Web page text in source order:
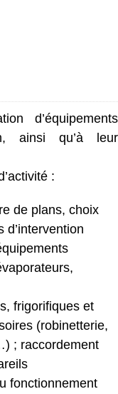
d’équipements
ainsi qu’à leur
:
de plans, choix
d’intervention
frigorifiques et
(robinetterie,
; raccordement
fonctionnement